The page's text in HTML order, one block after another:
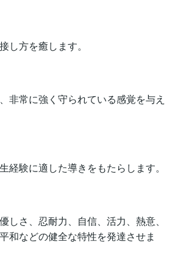
し方を癒します。
非常に強く守られている感覚を与え
経験に適した導きをもたらします。
しさ、忍耐力、自信、活力、熱意、
和などの健全な特性を発達させま